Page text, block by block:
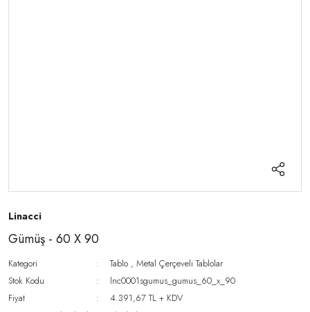
Linacci
Gümüş - 60 X 90
Kategori Tablo ,Metal Çerçeveli Tablolar
Stok Kodu
lnc0001sgumus_gumus_60_x_90
Fiyat
4.391,67 TL + KDV